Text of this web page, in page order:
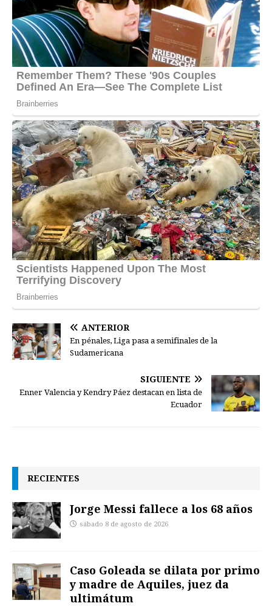
ANTERIOR
En pénales, Liga pasa a semifinales de la
Sudamericana
SIGUIENTE
Enner Valencia y Kendry Páez destacan en lista de
Ecuador
RECIENTES
Jorge Messi fallece a los 68 años
sábado 8 de agosto de 2026
Caso Goleada se dilata por primo
y madre de Aquiles, juez da
ultimátum